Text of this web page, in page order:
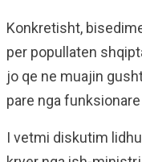
Konkretisht,
per popullaten
jo qe ne muajin
pare nga
I vetmi diskutim